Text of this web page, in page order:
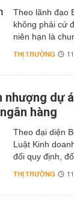
Theo lãnh đạo
không phải cứ
niên hạn là
THỊ TRƯỜNG
nhượng dự
hàng
Theo đại diện
Luật Kinh
đổi quy định,
THỊ TRƯỜNG